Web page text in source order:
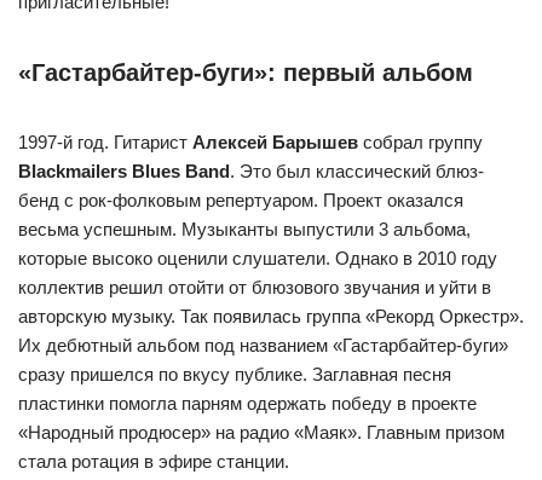
«Гастарбайтер-буги»: первый альбом
1997-й год. Гитарист Алексей Барышев собрал группу
Blackmailers Blues Band. Это был классический блюз-
бенд с рок-фолковым репертуаром. Проект оказался
весьма успешным. Музыканты выпустили 3 альбома,
которые высоко оценили слушатели. Однако в 2010 году
коллектив решил отойти от блюзового звучания и уйти в
авторскую музыку. Так появилась группа «Рекорд Оркестр».
Их дебютный альбом под названием «Гастарбайтер-буги»
сразу пришелся по вкусу публике. Заглавная песня
пластинки помогла парням одержать победу в проекте
«Народный продюсер» на радио «Маяк». Главным призом
стала ротация в эфире станции.